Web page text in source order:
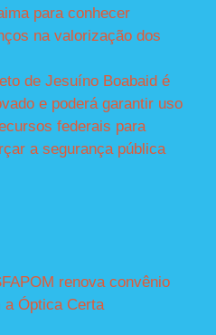
para conhecer
na valorização dos
de Jesuíno Boabaid é
e poderá garantir uso
federais para
a segurança pública
renova convênio
a Óptica Certa